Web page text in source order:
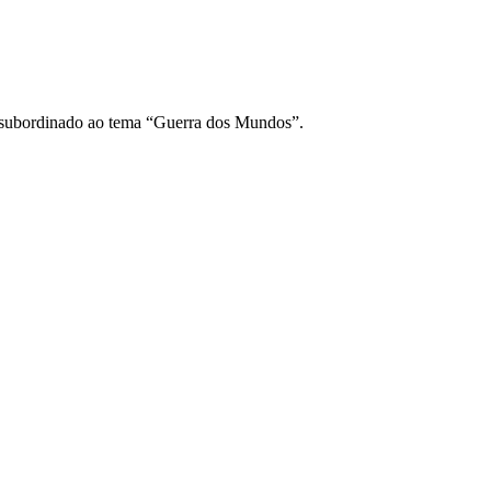
ao tema “Guerra dos Mundos”.